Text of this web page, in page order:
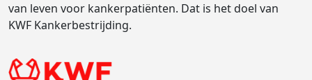
van leven voor kankerpatiënten. Dat is het doel van
KWF Kankerbestrijding.